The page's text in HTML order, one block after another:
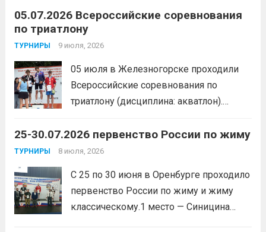
Участники отработали технику владения
мячом и сыграли несколько коротких
товарищеских матчей.
05.07.2026 Всероссийские соревнования
по триатлону
ТУРНИРЫ 9 июля, 2026
05 июля в Железногорске проходили
Всероссийские соревнования по
триатлону (дисциплина: акватлон).
Макарова, Серов Станислав, занял 1
место. Подготовила спортсмена тренер-
Викторовна.Читать дальше
25-30.07.2026 первенство России по жиму
ТУРНИРЫ 8 июля, 2026
С 25 по 30 июня в Оренбурге проходило
первенство России по жиму и жиму
классическому.1 место — Синицина